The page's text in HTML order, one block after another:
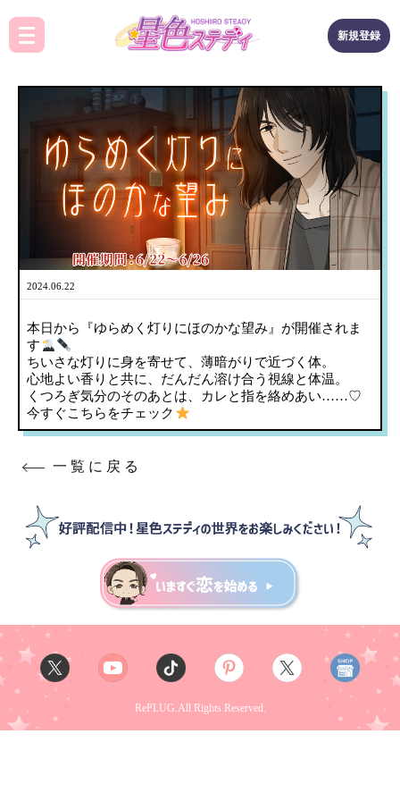
新規登録
2024.06.22
本日から『ゆらめく灯りにほのかな望み』が開催されま
す
ちいさな灯りに身を寄せて、薄暗がりで近づく体。
心地よい香りと共に、だんだん溶け合う視線と体温。
くつろぎ気分のそのあとは、カレと指を絡めあい……♡
今すぐこちらをチェック
一覧に戻る
RePLUG.All Rights Reserved.